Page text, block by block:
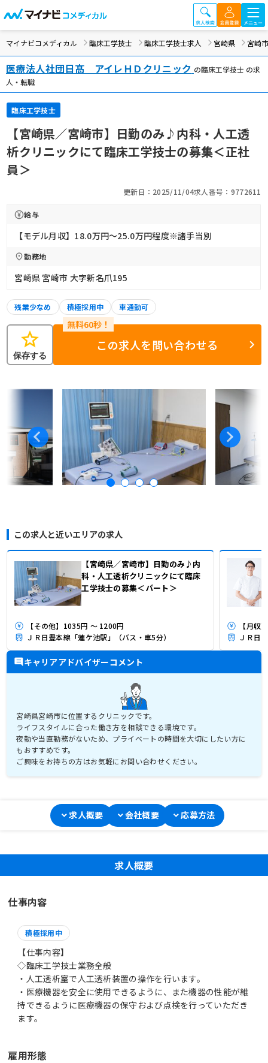
マイナビコメディカル 臨床工学技士 臨床工学技士求人 宮崎県 宮崎市
医療法人社団日髙 アイレＨＤクリニック の臨床工学技士 の求
人・転職
臨床工学技士
【宮崎県／宮崎市】日勤のみ♪内科・人工透
析クリニックにて臨床工学技士の募集＜正社
員＞
更新日：2025/11/04求人番号：9772611
給与
【モデル月収】18.0万円〜25.0万円程度※諸手当別
勤務地
宮崎県 宮崎市 大字新名爪195
残業少なめ 積極採用中 車通勤可
star
保存する
この求人を問い合わせる
この求人と近いエリアの求人
【宮崎県／宮崎市】日勤のみ♪内
科・人工透析クリニックにて臨床
工学技士の募集＜パート＞
【その他】1035円 ～ 1200円
ＪＲ日豊本線「蓮ケ池駅」（バス・車5分）
【月
ＪＲ日
キャリアアドバイザーコメント
宮崎県宮崎市に位置するクリニックです。
ライフスタイルに合った働き方を相談できる環境です。
夜勤や当直勤務がないため、プライベートの時間を大切にしたい方に
もおすすめです。
ご興味をお持ちの方はお気軽にお問い合わせください。
求人概要 会社概要 応募方法
求人概要
仕事内容
積極採用中
【仕事内容】
◇臨床工学技士業務全般
・人工透析室で人工透析装置の操作を行います。
・医療機器を安全に使用できるように、また機器の性能が維
持できるように医療機器の保守および点検を行っていただき
ます。
雇用形態